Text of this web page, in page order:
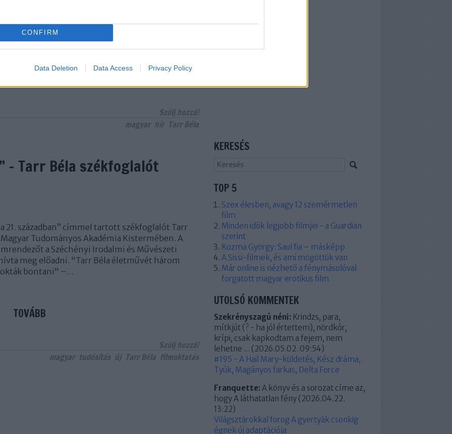
CONFIRM
Data Deletion Data Access Privacy Policy
nemzetközi szervezet egy-egy
életmű előtt tiszteleg a…
Szólj hozzá!
magyar hír Tarr Béla
– Tarr Béla székfoglalót
21. században” címmel tartott székfoglalót Tarr
Tudományos Akadémia Kistermében. A
a Széchényi Irodalmi és Művészeti
meg előadni. "Tarr Béla életművét három
bontani" –…
TOVÁBB
Szólj hozzá!
magyar tudósítás új Tarr Béla filmoktatás
KERESÉS
TOP 5
Szex élesben, avagy 12 szemérmetlen
film
Minden idők legjobb filmjei - a Guardian
szerint
Kozma György: Saul fia – másképp
A Sissi-filmek, és ami mögöttük van
Már online is nézhető a fénymásolóval
forgatott magyar erotikus film
UTOLSÓ KOMMENTEK
Szekrényszagú néni: Krindzs, para,
mítkjút (? - ha jól értettem), nördkór,
krípi, csak kapkodtam a fejem, nem
lehetne ... (2026.05.02. 09:54)
#195 - A Hail Mary-küldetés, Kész dráma,
Tyúk, Magányos farkas, Delta Force
Franquette: A könyv és a sorozat címe az,
hogy A láthatatlan fény (2026.04.22.
13:22)
Világsztárokkal forog A gyertyák csonkig
égnek új adaptációja